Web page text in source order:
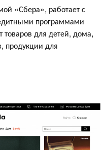
«Сбера», работает с
программами
для детей, дома,
продукции для